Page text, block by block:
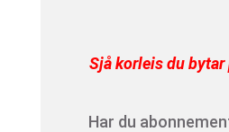
Sjå korleis du bytar
Har du